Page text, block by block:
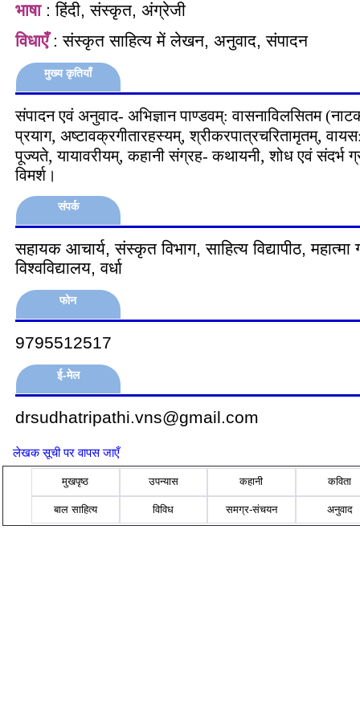
भाषा: हिंदी, संस्‍कृत, अंग्रेजी
विधाएँ: संस्‍कृत साहित्‍य में लेखन, अनुवाद, संपादन
मुख्य कृतियाँ
संपादन एवं अनुवाद- अभिज्ञान पाण्‍डवम्: वासनाविलसितम
प्रयाग, अष्‍टावक्रगीतारहस्‍यम्, श्रीकरपात्रचरितामृतम्,
पूज्‍यते, यायावरीयम्, कहानी संग्रह- कथायनी, शोध एवं संदर्भ
विमर्श।
संपर्क
सहायक आचार्य, संस्‍कृत विभाग, साहित्‍य विद्यापीठ, महात्‍मा
विश्‍वविद्यालय, वर्धा
फोन
9795512517
ई-मेल
drsudhatripathi.vns@gmail.com
लेखक सूची पर वापस जाएँ
मुखपृष्ठ उपन्यास कहानी कविता
बाल साहित्य विविध समग्र-संचयन अनुवाद